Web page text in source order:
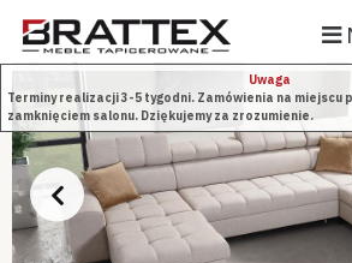
Uwaga
Terminy realizacji 3-5 tygodni. Zamówienia na miejscu
zamknięciem salonu. Dziękujemy za zrozumienie.